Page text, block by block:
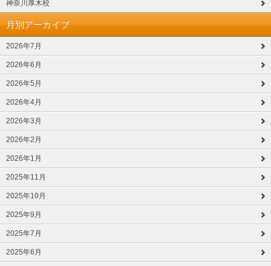
神奈川厚木校
月別アーカイブ
2026年7月
2026年6月
2026年5月
2026年4月
2026年3月
2026年2月
2026年1月
2025年11月
2025年10月
2025年9月
2025年7月
2025年6月